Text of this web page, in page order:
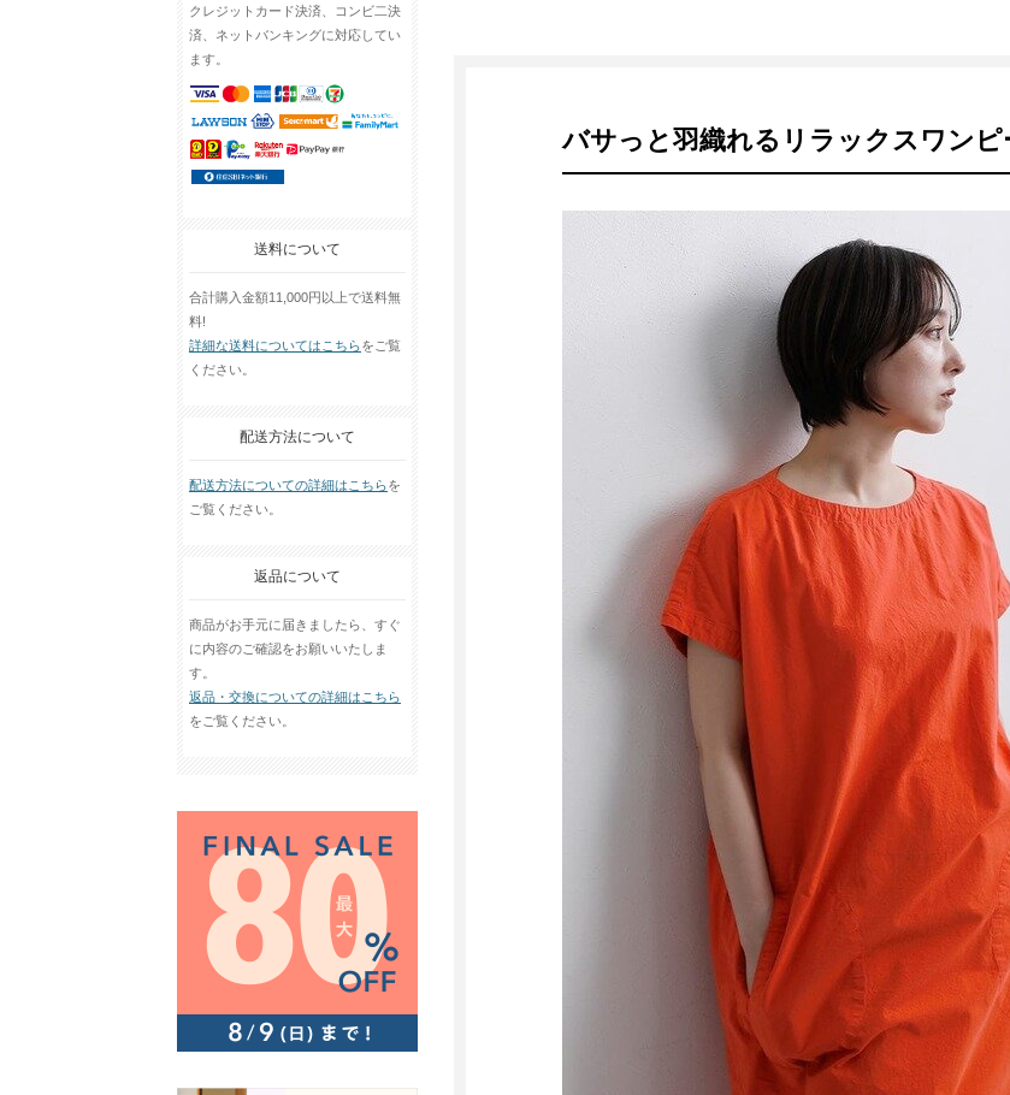
クレジットカード決済、コンビ二決
済、ネットバンキングに対応してい
ます。
送料について
合計購入金額11,000円以上で送料無
料!
詳細な送料についてはこちらをご覧
ください。
配送方法について
配送方法についての詳細はこちらを
ご覧ください。
返品について
商品がお手元に届きましたら、すぐ
に内容のご確認をお願いいたしま
す。
返品・交換についての詳細はこちら
をご覧ください。
バサっと羽織れるリラックスワンピ